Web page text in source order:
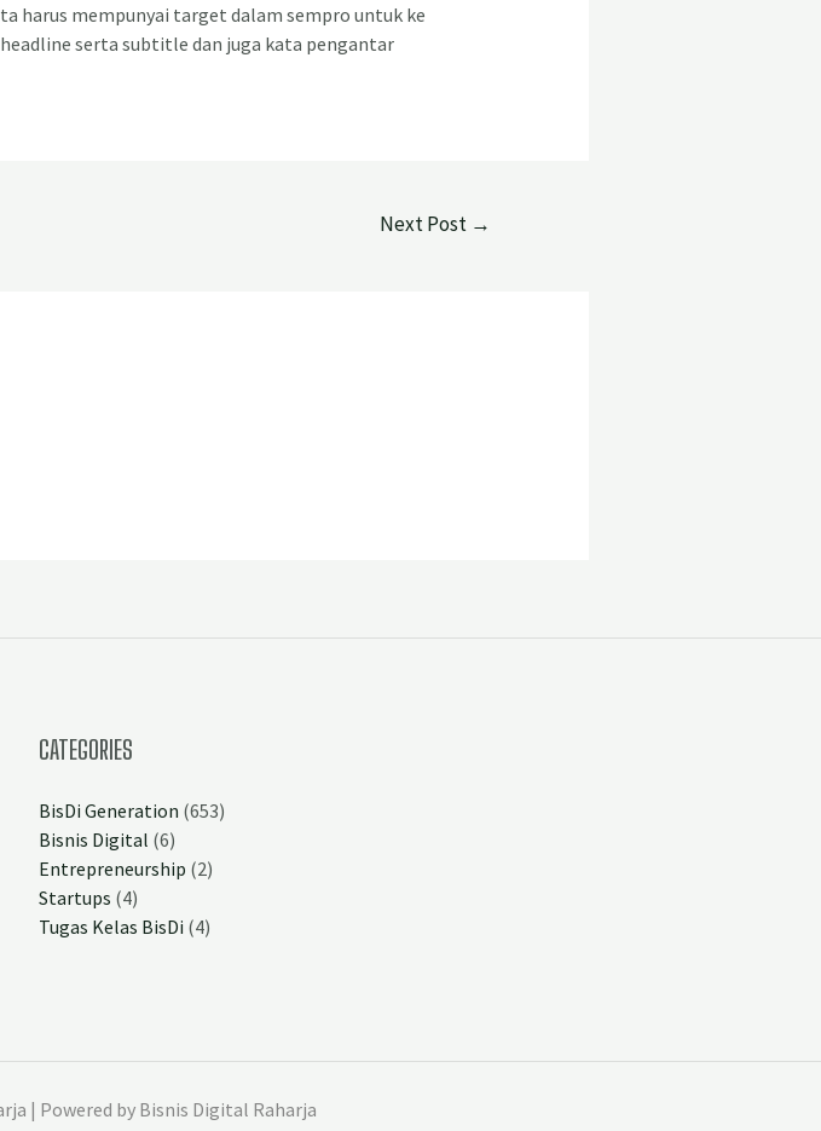
harus mempunyai target dalam sempro untuk ke
serta subtitle dan juga kata pengantar
Next Post →
CATEGORIES
BisDi Generation (653)
Bisnis Digital (6)
Entrepreneurship (2)
Startups (4)
Tugas Kelas BisDi (4)
| Powered by Bisnis Digital Raharja